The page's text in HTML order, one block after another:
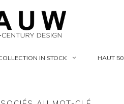
IN STOCK HAUT 50